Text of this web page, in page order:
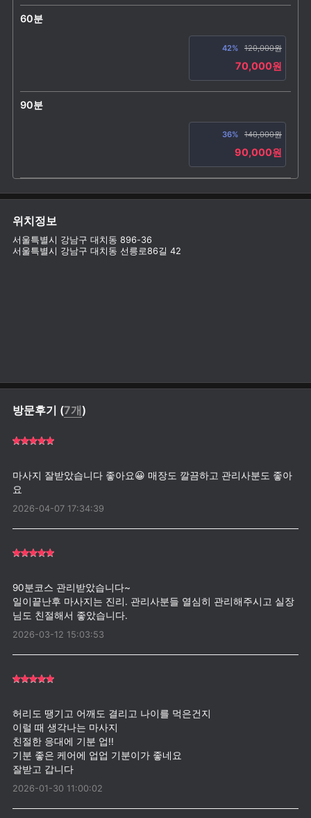
60분
42% 120,000원
70,000원
90분
36% 140,000원
90,000원
위치정보
서울특별시 강남구 대치동 896-36
서울특별시 강남구 대치동 선릉로86길 42
방문후기 (7개)
마사지 잘받았습니다 좋아요😀 매장도 깔끔하고 관리사분도 좋아
2026-04-07 17:34:39
90분코스 관리받았습니다~
일이끝난후 마사지는 진리. 관리사분들 열심히 관리해주시고 실장
2026-03-12 15:03:53
허리도 땡기고 어깨도 결리고 나이를 먹은건지
이럴 때 생각나는 마사지
친절한 응대에 기분 업!!
기분 좋은 케어에 업업 기분이가 좋네요
2026-01-30 11:00:02